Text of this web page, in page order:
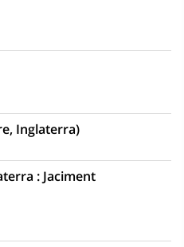
Inglaterra)
: Jaciment